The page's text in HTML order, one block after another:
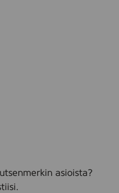
asioista?